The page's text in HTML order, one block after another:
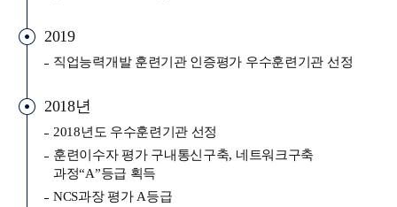
2019
직업능력개발 훈련기관 인증평가 우수훈련기관 선정
2018년
2018년도 우수훈련기관 선정
훈련이수자 평가 구내통신구축, 네트워크구축
과정“A”등급 획득
NCS과장 평가 A등급